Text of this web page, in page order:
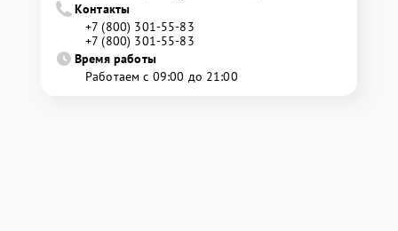
Контакты
+7 (800) 301-55-83
+7 (800) 301-55-83
Время работы
Работаем с 09:00 до 21:00